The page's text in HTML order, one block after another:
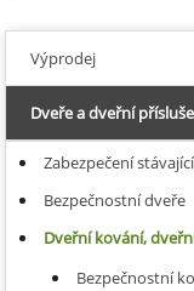
Výprodej
Dveře a dveřní
Zabezpečení
Bezpečnostní dveře
Dveřní kování,
Bezpečnostní